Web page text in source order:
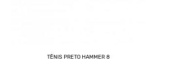
TÊNIS PRETO HAMMER 8